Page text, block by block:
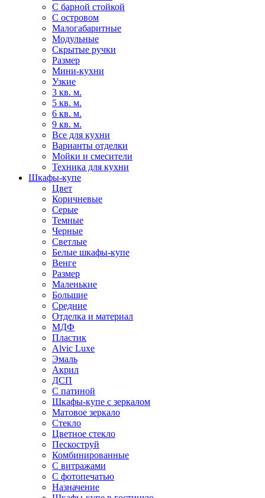
С барной стойкой
С островом
Малогабаритные
Модульные
Скрытые ручки
Размер
Мини-кухни
Узкие
3 кв. м.
5 кв. м.
6 кв. м.
9 кв. м.
Все для кухни
Варианты отделки
Мойки и смесители
Техника для кухни
Шкафы-купе
Цвет
Коричневые
Серые
Темные
Черные
Светлые
Белые шкафы-купе
Венге
Размер
Маленькие
Большие
Средние
Отделка и материал
МДФ
Пластик
Alvic Luxe
Эмаль
Акрил
ДСП
С патиной
Шкафы-купе с зеркалом
Матовое зеркало
Стекло
Цветное стекло
Пескоструй
Комбинированные
С витражами
С фотопечатью
Назначение